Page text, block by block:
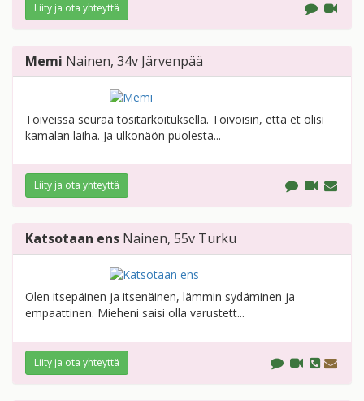
Liity ja ota yhteyttä
Memi Nainen, 34v Järvenpää
Toiveissa seuraa tositarkoituksella. Toivoisin, että et olisi
kamalan laiha. Ja ulkonäön puolesta...
Liity ja ota yhteyttä
Katsotaan ens Nainen, 55v Turku
Olen itsepäinen ja itsenäinen, lämmin sydäminen ja
empaattinen. Mieheni saisi olla varustett...
Liity ja ota yhteyttä